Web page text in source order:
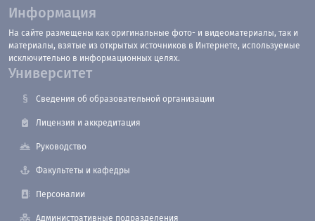
Информация
На сайте размещены как оригинальные фото- и видеоматериалы, так и
материалы, взятые из открытых источников в Интернете, используемые
исключительно в информационных целях.
Университет
Сведения об образовательной организации
Лицензия и аккредитация
Руководство
Факультеты и кафедры
Персоналии
Административные подразделения